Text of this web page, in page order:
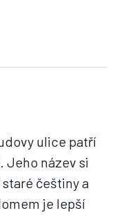
ulice patří
Jeho název si
češtiny a
je lepší